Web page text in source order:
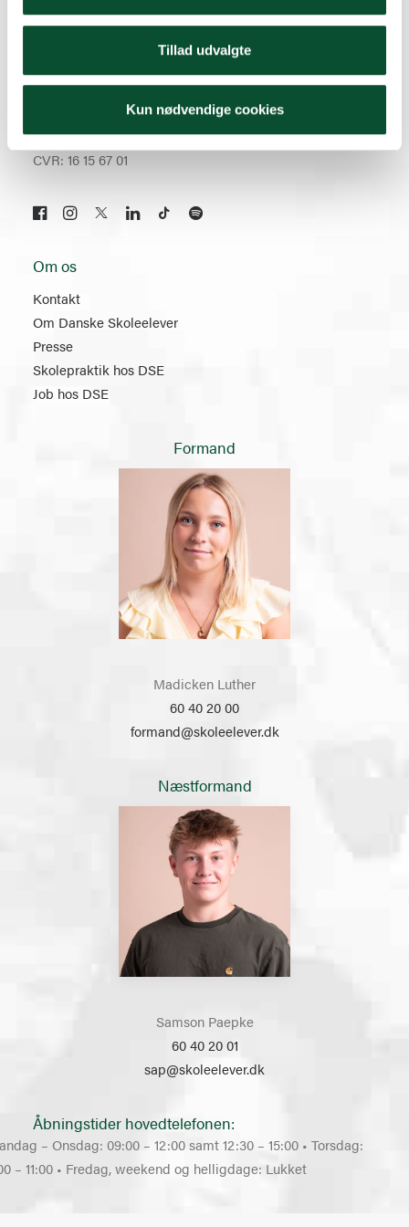
Tillad udvalgte
Kun nødvendige cookies
70 22 00 33
CVR: 16 15 67 01
Om os
Kontakt
Om Danske Skoleelever
Presse
Skolepraktik hos DSE
Job hos DSE
Formand
Madicken Luther
60 40 20 00
formand@skoleelever.dk
Næstformand
Samson Paepke
60 40 20 01
sap@skoleelever.dk
Åbningstider hovedtelefonen:
– Onsdag: 09:00 – 12:00 samt 12:30 – 15:00 • Torsdag:
– 11:00 • Fredag, weekend og helligdage: Lukket